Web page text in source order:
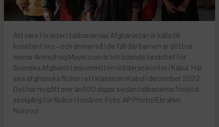
Att vara förälder i talibanernas Afghanistan är källa till
konstant oro – och än mer så i de fall där barnen är döttrar,
menar Aminulhaq Mayel som är biträdande landchef för
Svenska Afghanistankommittén vid deras kontor i Kabul. Här
ses afghanska flickor i ett klassrum i Kabul i december 2022.
Det har nu gått mer än 500 dagar sedan talibanerna förbjöd
skolgång för flickor i tonåren. Foto: AP Photo/Ebrahim
Noroozi